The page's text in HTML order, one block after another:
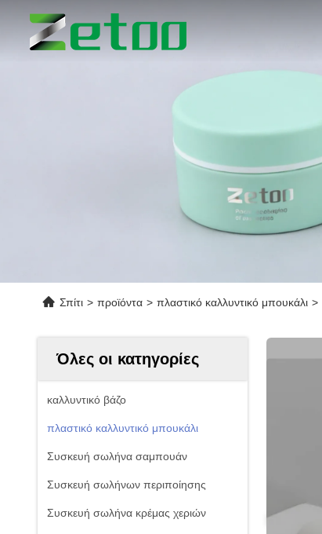
Σπίτι > προϊόντα > πλαστικό καλλυντικό μπουκάλι >
Όλες οι κατηγορίες
καλλυντικό βάζο
πλαστικό καλλυντικό μπουκάλι
Συσκευή σωλήνα σαμπουάν
Συσκευή σωλήνων περιποίησης
Συσκευή σωλήνα κρέμας χεριών